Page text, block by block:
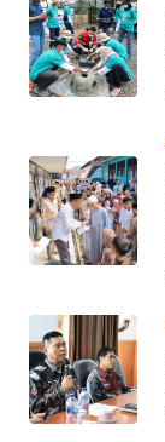
WN
CIANJUR
SERIBU
WN
TANGERANG
WN
BINJAI
WN
CIREBON